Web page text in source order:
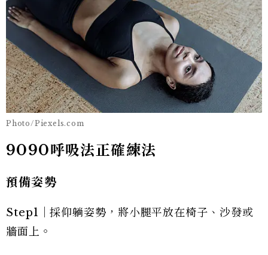
Photo/Piexels.com
9090呼吸法正確練法
預備姿勢
Step1｜採仰躺姿勢，將小腿平放在椅子、沙發或
牆面上。